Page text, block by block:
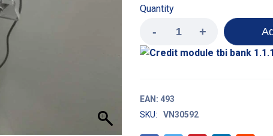
Quantity
EAN: 493
SKU:
VN30592